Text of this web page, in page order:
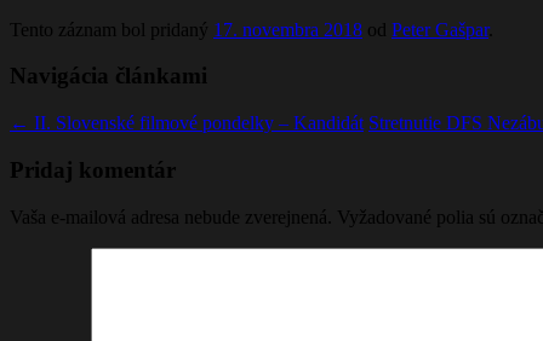
Tento záznam bol pridaný 17. novembra 2018 od Peter Gašpar.
Navigácia článkami
← II. Slovenské filmové pondelky – Kandidát Stretnutie DFS
Pridaj komentár
Vaša e-mailová adresa nebude zverejnená. Vyžadované polia sú